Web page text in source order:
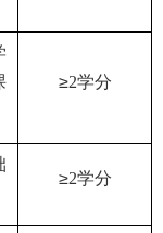
≥2学分
≥2学分